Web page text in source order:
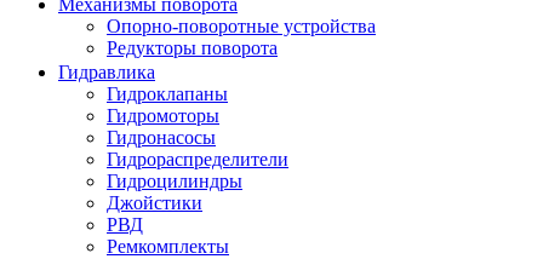
Механизмы поворота
Опорно-поворотные устройства
Редукторы поворота
Гидравлика
Гидроклапаны
Гидромоторы
Гидронасосы
Гидрораспределители
Гидроцилиндры
Джойстики
РВД
Ремкомплекты